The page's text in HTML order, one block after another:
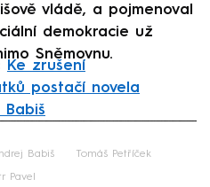
vládě, a pojmenoval
demokracie už
Sněmovnu.
Ke zrušení
postačí novela
Babiš Tomáš Petříček
Pavel